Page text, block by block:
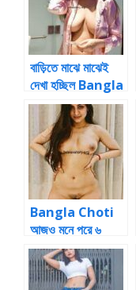
বাড়িতে মাঝে মাঝেই
দেখা হচ্ছিল Bangla
Choti
Bangla Choti
আজও মনে পরে ৬